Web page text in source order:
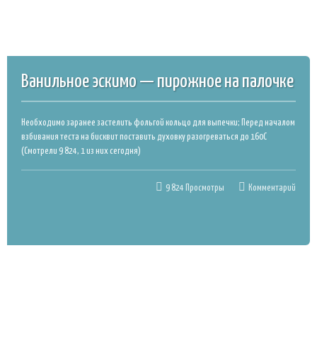
Кейк-попсы
на палочке
Трайфлы в
красный
вишневым
конфи
Ванильное эскимо — пирожное на палочке
Необходимо заранее застелить фольгой кольцо для выпечки; Перед началом
взбивания теста на бисквит поставить духовку разогреваться до 160С
(Смотрели 9 824, 1 из них сегодня)
Комментарий
9 824 Просмотры